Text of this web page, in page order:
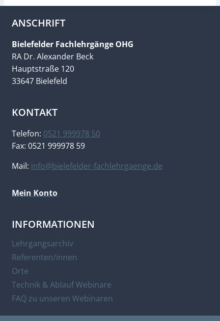
ANSCHRIFT
Bielefelder Fachlehrgänge OHG
RA Dr. Alexander Beck
Hauptstraße 120
33647 Bielefeld
KONTAKT
Telefon: 0521 999978 50
Fax: 0521 999978 59
Mail: info@bielefelder-fachlehrgaenge.de
Mein Konto
INFORMATIONEN
Lehrgangsarchiv
Referenten/innen
Orte
Technik & Ablauf Webinare
FAQ zu unseren Webinaren